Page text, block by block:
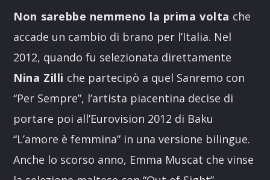
Non sarebbe nemmeno la prima volta che
accade un cambio di brano per l’Italia. Nel
2012, quando fu selezionata direttamente
Nina Zilli che partecipò a quel Sanremo con
“Per Sempre”, l’artista piacentina decise di
portare poi all’Eurovision 2012 di Baku
“L’amore è femmina” in una versione bilingue.
Anche lo scorso anno, Emma Muscat che vinse